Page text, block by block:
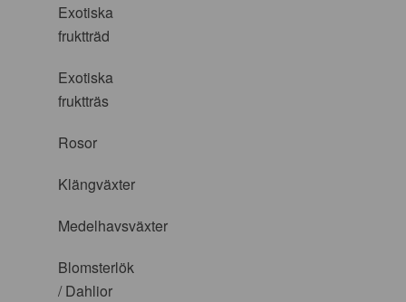
Exotiska
fruktträd
Exotiska
fruktträs
Rosor
Klängväxter
Medelhavsväxter
Blomsterlök
/ Dahlior